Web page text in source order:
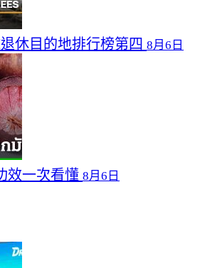
休目的地排行榜第四 8月6日
效一次看懂 8月6日